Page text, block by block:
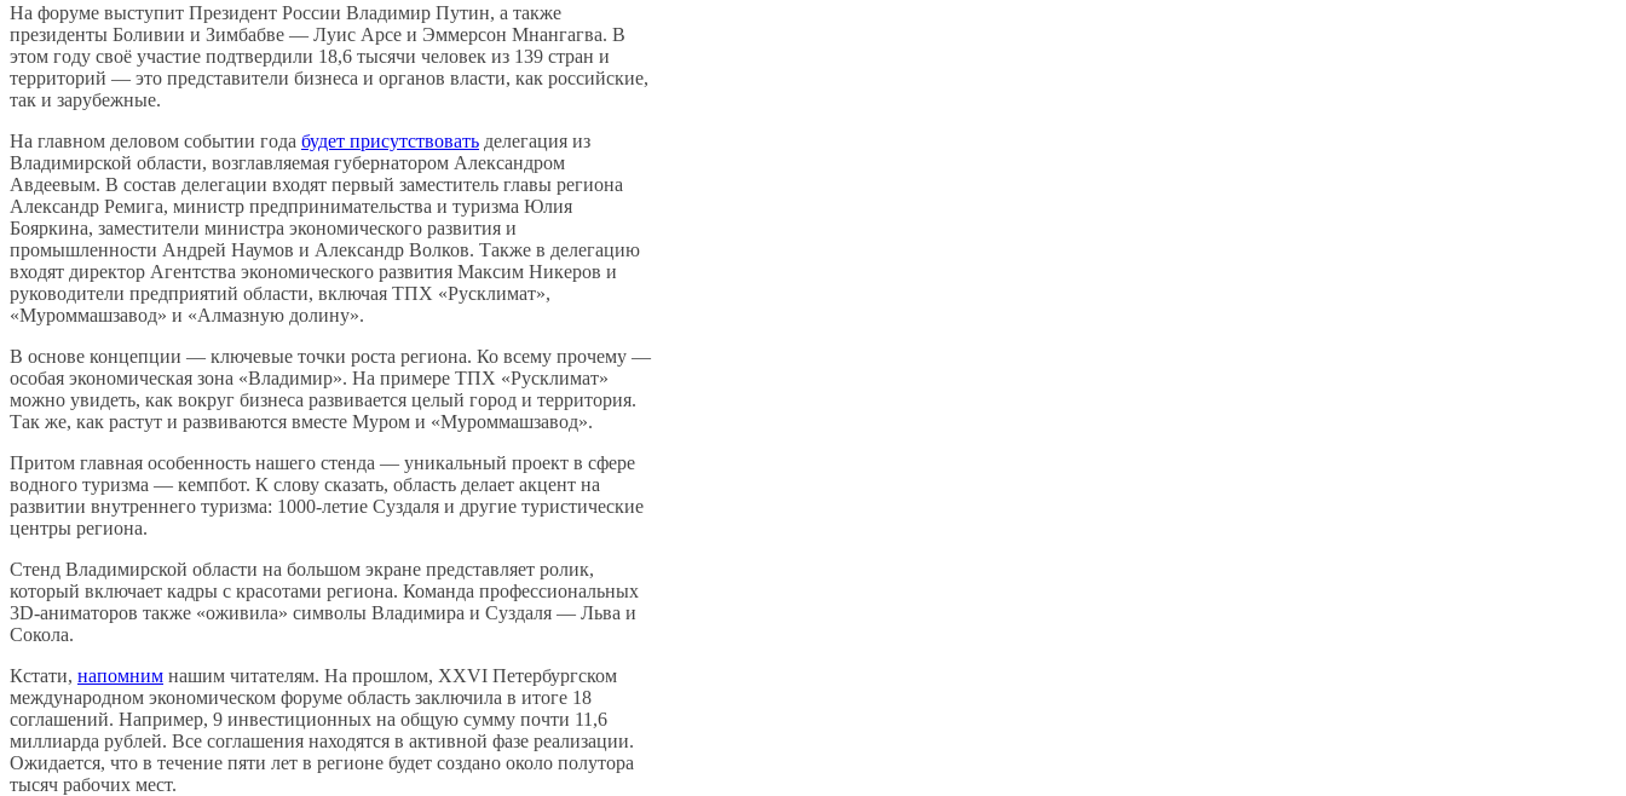
На форуме выступит Президент России Владимир Путин, а также
президенты Боливии и Зимбабве — Луис Арсе и Эммерсон Мнангагва. В
этом году своё участие подтвердили 18,6 тысячи человек из 139 стран и
территорий — это представители бизнеса и органов власти, как российские,
так и зарубежные.
На главном деловом событии года будет присутствовать делегация из
Владимирской области, возглавляемая губернатором Александром
Авдеевым. В состав делегации входят первый заместитель главы региона
Александр Ремига, министр предпринимательства и туризма Юлия
Бояркина, заместители министра экономического развития и
промышленности Андрей Наумов и Александр Волков. Также в делегацию
входят директор Агентства экономического развития Максим Никеров и
руководители предприятий области, включая ТПХ «Русклимат»,
«Муроммашзавод» и «Алмазную долину».
В основе концепции — ключевые точки роста региона. Ко всему прочему —
особая экономическая зона «Владимир». На примере ТПХ «Русклимат»
можно увидеть, как вокруг бизнеса развивается целый город и территория.
Так же, как растут и развиваются вместе Муром и «Муроммашзавод».
Притом главная особенность нашего стенда — уникальный проект в сфере
водного туризма — кемпбот. К слову сказать, область делает акцент на
развитии внутреннего туризма: 1000-летие Суздаля и другие туристические
центры региона.
Стенд Владимирской области на большом экране представляет ролик,
который включает кадры с красотами региона. Команда профессиональных
3D-аниматоров также «оживила» символы Владимира и Суздаля — Льва и
Сокола.
Кстати, напомним нашим читателям. На прошлом, XXVI Петербургском
международном экономическом форуме область заключила в итоге 18
соглашений. Например, 9 инвестиционных на общую сумму почти 11,6
миллиарда рублей. Все соглашения находятся в активной фазе реализации.
Ожидается, что в течение пяти лет в регионе будет создано около полутора
тысяч рабочих мест.